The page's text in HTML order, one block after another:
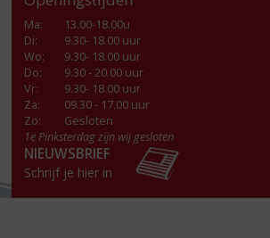
Ma:
13.00-18.00u
Di:
9.30- 18.00 uur
Wo:
9.30- 18.00 uur
Do:
9.30 - 20.00 uur
Vr:
9.30- 18.00 uur
Za:
09.30 - 17.00 uur
Zo:
Gesloten
1e Pinksterdag zijn wij gesloten
NIEUWSBRIEF
Schrijf je hier in